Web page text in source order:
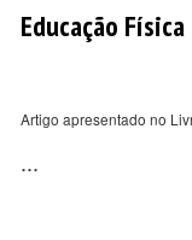
Educação
Artigo apresentado no
...